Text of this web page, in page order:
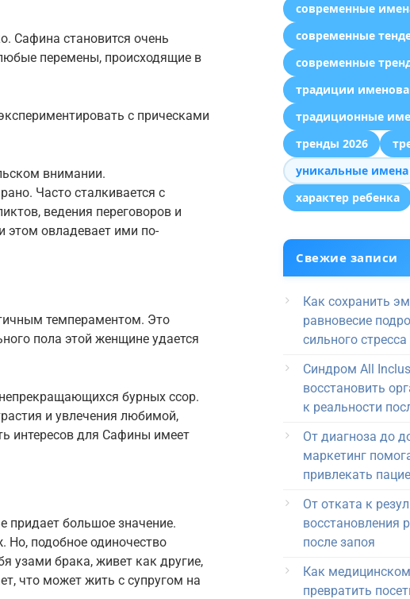
Сафина становится очень
перемены, происходящие в
с прическами
внимании.
Часто сталкивается с
ведения переговоров и
этом овладевает ими по-
темпераментом. Это
пола этой женщине удается
бурных ссор.
и увлечения любимой,
интересов для Сафины имеет
придает большое значение.
Но, подобное одиночество
узами брака, живет как другие,
что может жить с супругом на
современные
современные
современные
традиции
традиционные
тренды 2026
уникальные имена
характер ребенка
Свежие записи
Как сохранить
равновесие
сильного стресса
Синдром All
восстановить
к реальности
От диагноза до
маркетинг
привлекать
От отката к
восстановления
после запоя
Как
превратить